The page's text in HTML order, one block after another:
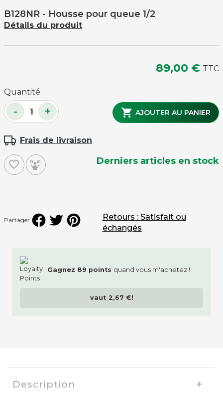
B128NR - Housse pour queue 1/2
Détails du produit
89,00 € TTC
Quantité
- +  AJOUTER AU PANIER
Frais de livraison
favorite_border Derniers articles en stock
Partager
Gagnez 89 points quand vous m'achetez !
vaut 2,67 €!
Retours : Satisfait ou
échangés
Description